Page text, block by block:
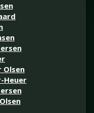
Olsen
Heuer